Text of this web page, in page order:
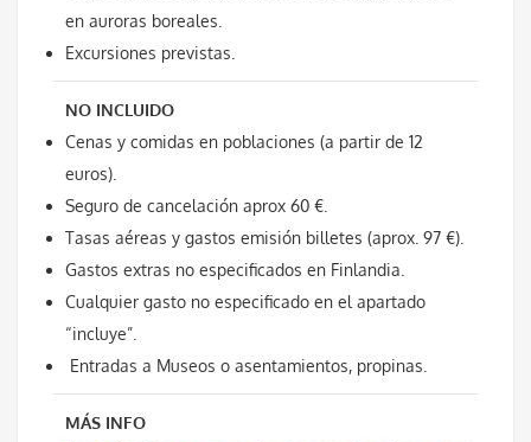
en auroras boreales.
Excursiones previstas.
NO INCLUIDO
Cenas y comidas en poblaciones (a partir de 12
euros).
Seguro de cancelación aprox 60 €.
Tasas aéreas y gastos emisión billetes (aprox. 97 €).
Gastos extras no especificados en Finlandia.
Cualquier gasto no especificado en el apartado
“incluye”.
Entradas a Museos o asentamientos, propinas.
MÁS INFO